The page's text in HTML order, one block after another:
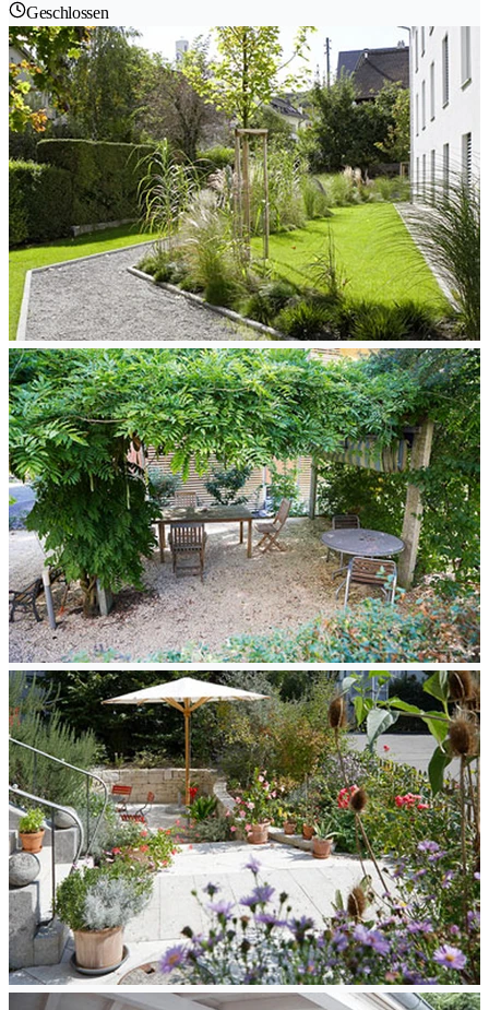
Geschlossen